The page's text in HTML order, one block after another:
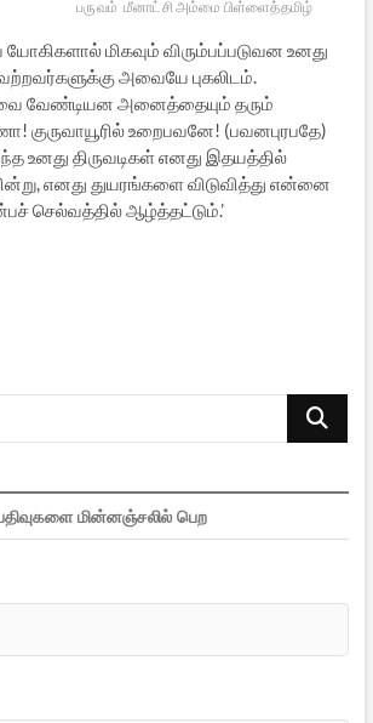
பருவம் மீனாட்சி அம்மை பிள்ளைத்தமிழ்
யோகிகளால் மிகவும் விரும்பப்படுவன உனது
அவையே புகலிடம்.
வேண்டியன அனைத்தையும் தரும்
குருவாயூரில் உறைபவனே! (பவனபுரபதே)
உனது திருவடிகள் எனது இதயத்தில்
எனது துயரங்களை விடுவித்து என்னை
செல்வத்தில் ஆழ்த்தட்டும்.’
Search
மின்னஞ்சலில் பெற